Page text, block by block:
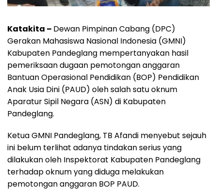
Katakita – Dewan Pimpinan Cabang (DPC)
Gerakan Mahasiswa Nasional Indonesia (GMNI)
Kabupaten Pandeglang mempertanyakan hasil
pemeriksaan dugaan pemotongan anggaran
Bantuan Operasional Pendidikan (BOP) Pendidikan
Anak Usia Dini (PAUD) oleh salah satu oknum
Aparatur Sipil Negara (ASN) di Kabupaten
Pandeglang.
Ketua GMNI Pandeglang, TB Afandi menyebut sejauh
ini belum terlihat adanya tindakan serius yang
dilakukan oleh Inspektorat Kabupaten Pandeglang
terhadap oknum yang diduga melakukan
pemotongan anggaran BOP PAUD.